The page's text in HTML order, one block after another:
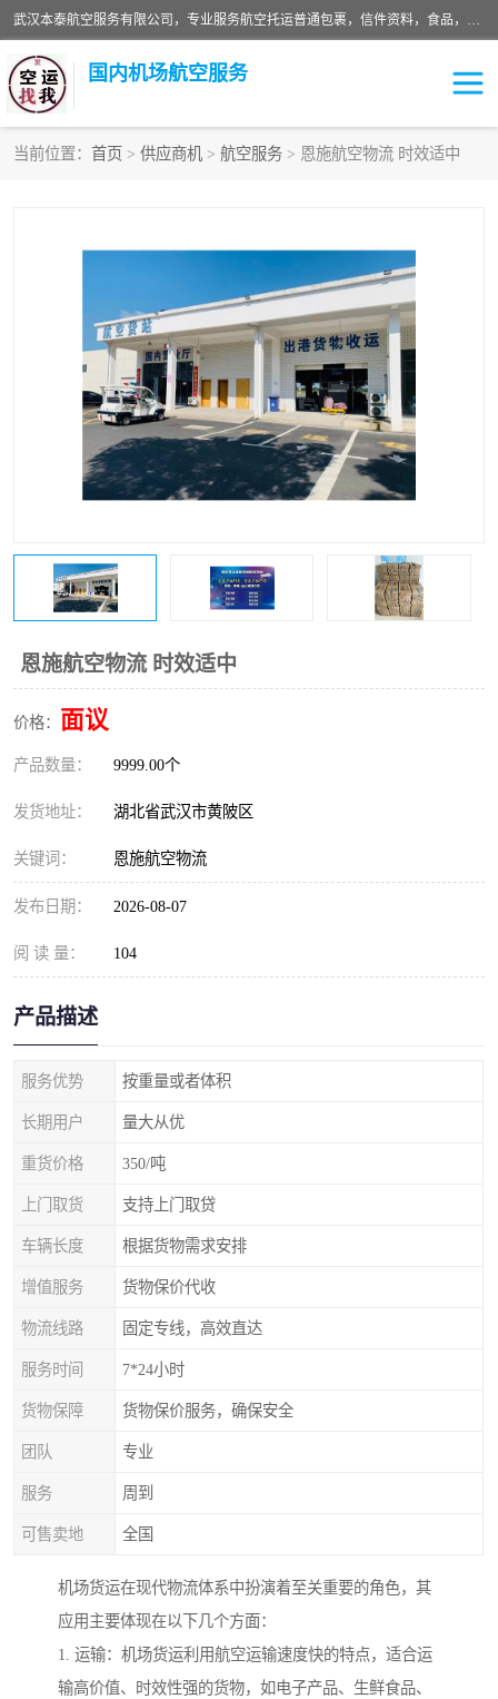
武汉本泰航空服务有限公司，专业服务航空托运普通包裹，信件资料，食品，服装，快消品等运输的专线空运，完善的网络服务确保为客户提供准确、*、安全的“门对门”服务，本着“诚信为本、精诚合作”的服务宗旨.“以安全运输为保障，以运价合理要求市场”的经营理念。武汉机场货运、武汉航空物流、武汉空运、武汉天河国际机场东方、南方、国际航空、机场空运业务覆盖国内二三线机场城市，如：武汉-敦煌、武汉-柳州等
国内机场航空服务
当前位置： 首页 > 供应商机 > 航空服务 > 恩施航空物流 时效适中
恩施航空物流 时效适中
价格： 面议
产品数量： 9999.00个
发货地址： 湖北省武汉市黄陂区
关键词： 恩施航空物流
发布日期： 2026-08-07
阅 读 量： 104
产品描述
服务优势 按重量或者体积
长期用户 量大从优
重货价格 350/吨
上门取货 支持上门取贷
车辆长度 根据货物需求安排
增值服务 货物保价代收
物流线路 固定专线，高效直达
服务时间 7*24小时
货物保障 货物保价服务，确保安全
团队 专业
服务 周到
可售卖地 全国
机场货运在现代物流体系中扮演着至关重要的角色，其
应用主要体现在以下几个方面：
1. 运输：机场货运利用航空运输速度快的特点，适合运
输高价值、时效性强的货物，如电子产品、生鲜食品、